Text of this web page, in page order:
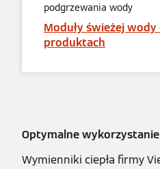
podgrzewania wody
Moduły świeżej
produktach
Optymalne
Wymienniki ciepła firmy